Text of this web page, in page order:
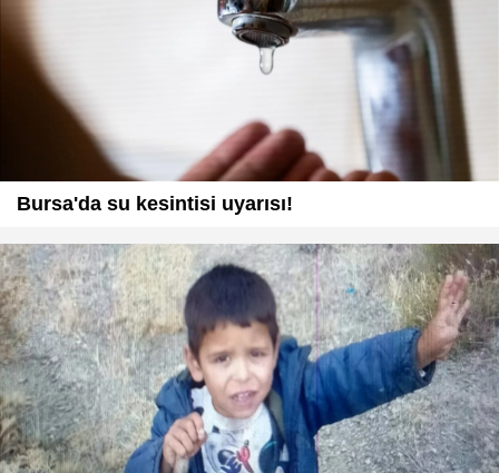
Bursa'da su kesintisi uyarısı!